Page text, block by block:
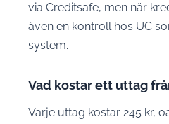
via Creditsafe, men när
även en kontroll hos UC
system.
Vad kostar ett uttag
Varje uttag kostar 245 kr,